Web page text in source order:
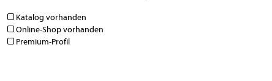
Katalog vorhanden
Online-Shop vorhanden
Premium-Profil